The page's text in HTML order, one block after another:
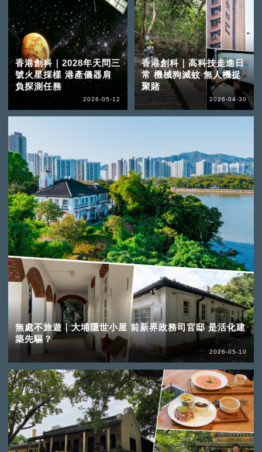
香港創科｜2028年天問三
號火星採樣 港產儀器肩
負探測任務
2026-05-12
無處不旅遊｜大埔隱世小屋 前新界政務司官邸 是活化建
築先驅？
2026-05-10
香港創科｜高科技走進日
常 機械狗滅蚊 無人機捉
聚賭
2026-04-30